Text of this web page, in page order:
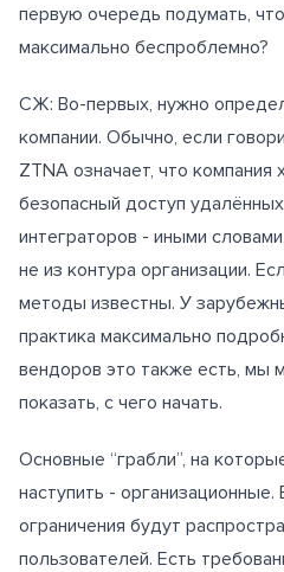
первую очередь подумать,
максимально беспроблемно?
СЖ: Во-первых, нужно
компании. Обычно, если
ZTNA означает, что компания
безопасный доступ
интеграторов - иными
не из контура организации.
методы известны. У
практика максимально
вендоров это также есть, мы
показать, с чего начать.
Основные “грабли”, на
наступить -
ограничения будут
пользователей. Есть